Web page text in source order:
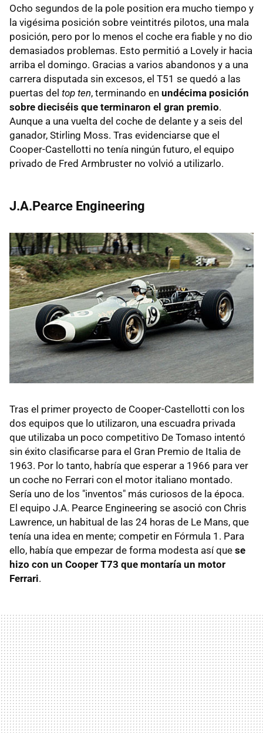
Ocho segundos de la pole position era mucho tiempo y
la vigésima posición sobre veintitrés pilotos, una mala
posición, pero por lo menos el coche era fiable y no dio
demasiados problemas. Esto permitió a Lovely ir hacia
arriba el domingo. Gracias a varios abandonos y a una
carrera disputada sin excesos, el T51 se quedó a las
puertas del top ten, terminando en undécima posición
sobre dieciséis que terminaron el gran premio.
Aunque a una vuelta del coche de delante y a seis del
ganador, Stirling Moss. Tras evidenciarse que el
Cooper-Castellotti no tenía ningún futuro, el equipo
privado de Fred Armbruster no volvió a utilizarlo.
J.A.Pearce Engineering
Tras el primer proyecto de Cooper-Castellotti con los
dos equipos que lo utilizaron, una escuadra privada
que utilizaba un poco competitivo De Tomaso intentó
sin éxito clasificarse para el Gran Premio de Italia de
1963. Por lo tanto, habría que esperar a 1966 para ver
un coche no Ferrari con el motor italiano montado.
Sería uno de los "inventos" más curiosos de la época.
El equipo J.A. Pearce Engineering se asoció con Chris
Lawrence, un habitual de las 24 horas de Le Mans, que
tenía una idea en mente; competir en Fórmula 1. Para
ello, había que empezar de forma modesta así que se
hizo con un Cooper T73 que montaría un motor
Ferrari.